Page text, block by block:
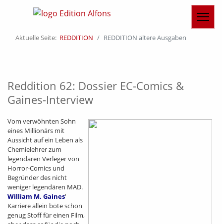
Aktuelle Seite: REDDITION REDDITION ältere Ausgaben
Reddition 62: Dossier EC-Comics &
Gaines-Interview
Vom verwöhnten Sohn
eines Millionärs mit
Aussicht auf ein Leben als
Chemielehrer zum
legendären Verleger von
Horror-Comics und
Begründer des nicht
weniger legendären MAD.
William M. Gaines'
Karriere allein böte schon
genug Stoff für einen Film,